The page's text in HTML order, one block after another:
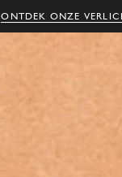
ONTDEK ONZE